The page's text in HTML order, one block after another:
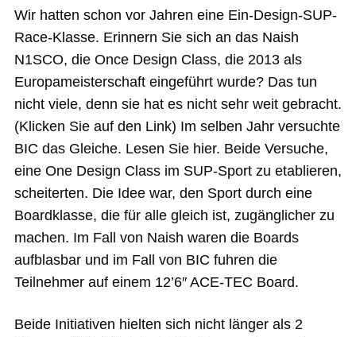
Wir hatten schon vor Jahren eine Ein-Design-SUP-
Race-Klasse. Erinnern Sie sich an das Naish
N1SCO, die Once Design Class, die 2013 als
Europameisterschaft eingeführt wurde? Das tun
nicht viele, denn sie hat es nicht sehr weit gebracht.
(Klicken Sie auf den Link) Im selben Jahr versuchte
BIC das Gleiche. Lesen Sie hier. Beide Versuche,
eine One Design Class im SUP-Sport zu etablieren,
scheiterten. Die Idee war, den Sport durch eine
Boardklasse, die für alle gleich ist, zugänglicher zu
machen. Im Fall von Naish waren die Boards
aufblasbar und im Fall von BIC fuhren die
Teilnehmer auf einem 12’6″ ACE-TEC Board.
Beide Initiativen hielten sich nicht länger als 2